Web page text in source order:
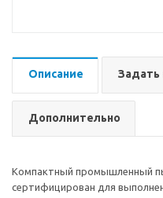
Описание Задать
Дополнительно
Компактный промышленный
сертифицирован для